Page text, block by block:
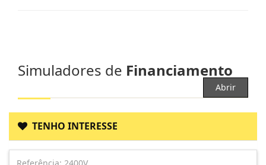
Simuladores de Financiamento
Abrir
TENHO INTERESSE